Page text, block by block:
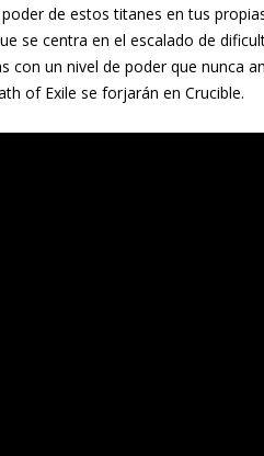
de estos titanes en tus
se centra en el escalado de
con un nivel de poder que nunca
of Exile se forjarán en Crucible.